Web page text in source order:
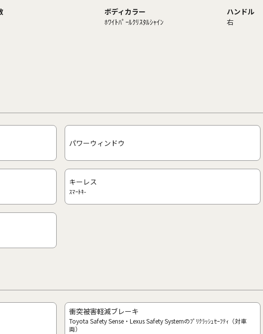
ボディカラー
ﾎﾜｲﾄﾊﾟｰﾙｸﾘｽﾀﾙｼｬｲﾝ
ハンドル
右
パワーウィンドウ
キーレス
ｽﾏｰﾄｷ-
衝突被害軽減ブレーキ
Toyota Safety Sense・Lexus Safety Systemのﾌﾟﾘｸﾗｯｼｭｾｰﾌﾃｨ（対車
両）